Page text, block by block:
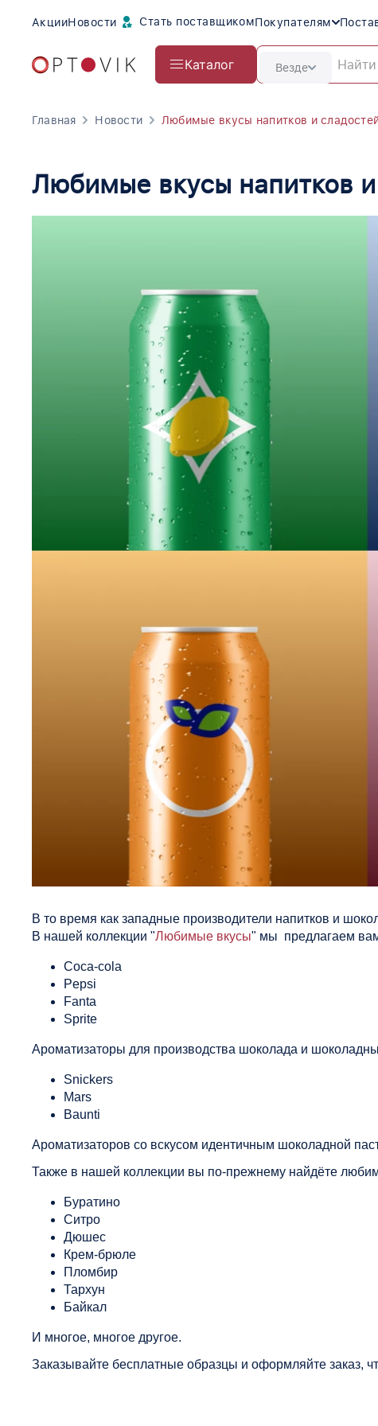
АкцииНовости Стать поставщикомПокупателям
Каталог Везде
Главная Новости Любимые вкусы напитков и
Любимые вкусы напитков
В то время как западные производители напитков и
В нашей коллекции "Любимые вкусы" мы предлагаем вам
Coca-cola
Pepsi
Fanta
Sprite
Ароматизаторы для производства шоколада и
Snickers
Mars
Baunti
Ароматизаторов со вскусом идентичным шоколадной
Также в нашей коллекции вы по-прежнему найдёте
Буратино
Ситро
Дюшес
Крем-брюле
Пломбир
Тархун
Байкал
И многое, многое другое.
Заказывайте бесплатные образцы и оформляйте заказ,